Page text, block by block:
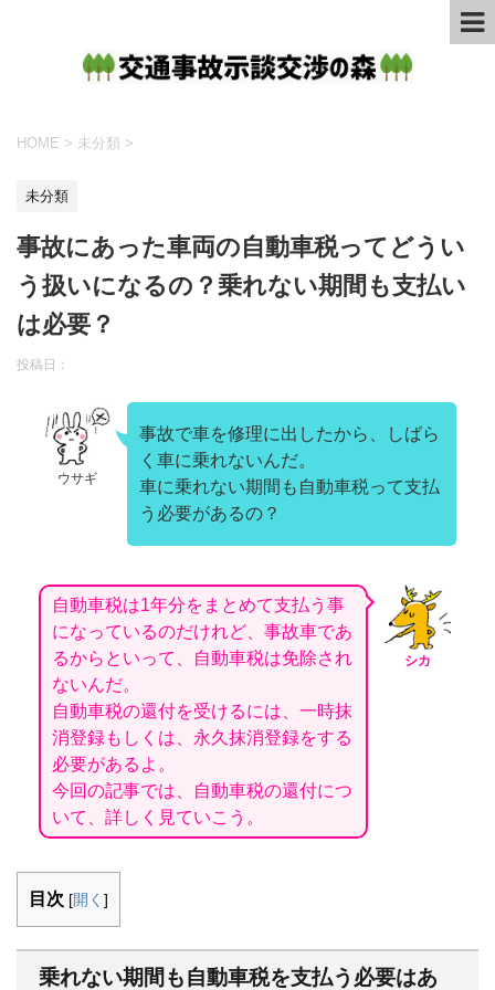
HOME > 未分類 >
未分類
事故にあった車両の自動車税ってどうい
う扱いになるの？乗れない期間も支払い
は必要？
投稿日：
ウサギ
事故で車を修理に出したから、しばら
く車に乗れないんだ。
車に乗れない期間も自動車税って支払
う必要があるの？
シカ
自動車税は1年分をまとめて支払う事
になっているのだけれど、事故車であ
るからといって、自動車税は免除され
ないんだ。
自動車税の還付を受けるには、一時抹
消登録もしくは、永久抹消登録をする
必要があるよ。
今回の記事では、自動車税の還付につ
いて、詳しく見ていこう。
目次 [開く ]
乗れない期間も自動車税を支払う必要はあ